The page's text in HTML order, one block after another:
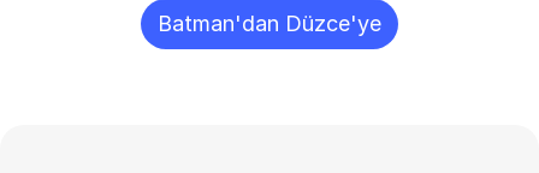
Batman'dan Düzce'ye